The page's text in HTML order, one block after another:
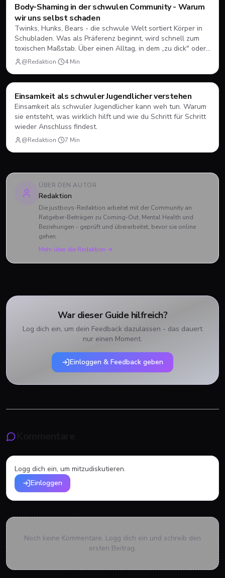
Mental Health
Body-Shaming in der schwulen Community - Warum
wir uns selbst schaden
Twinks, Hunks, Bears - die schwule Welt sortiert Körper in
Schubladen. Was als Präferenz beginnt, wird schnell zum
toxischen Maßstab. Über einen Alltag, in dem „zu dick" oder
„zu alt" keine Seltenheit sind.
@Redaktion· 4Min
Mental Health
Einsamkeit als schwuler Jugendlicher verstehen
Einsamkeit als schwuler Jugendlicher kann weh tun. Warum
sie entsteht, was wirklich hilft und wie du Schritt für Schritt
wieder Anschluss findest.
@Redaktion· 7 Min
ÜBER DEN AUTOR
Redaktion
Die justboys-Redaktion arbeitet mit der Community an
Ratgeber-Beiträgen zu Coming-Out, Mental Health und
Beziehungen - geprüft und überarbeitet, bevor sie online
gehen.
Mehr über die Redaktion →
War dieser Guide hilfreich?
Log dich ein, um dein Feedback dazulassen - das dauert
nur einen Moment.
Einloggen & Feedback geben
Logg dich ein, um mitzudiskutieren.
Einloggen
Noch keine Kommentare. Logg dich ein und schreib den
ersten Beitrag.